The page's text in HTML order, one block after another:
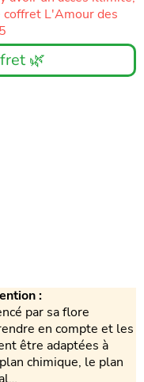
coffret L'Amour des
🌿
:
par sa flore
en compte et les
être adaptées à
chimique, le plan